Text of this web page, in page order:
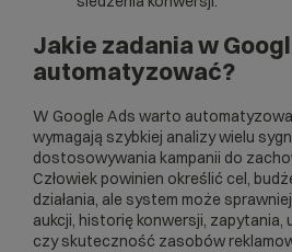
Jakie zadania w
automatyzować?
W Google Ads warto
wymagają szybkiej analizy wielu
dostosowywania kampanii do
Człowiek powinien określić cel,
działania, ale system może
aukcji, historię konwersji, zapytania,
czy skuteczność zasobów